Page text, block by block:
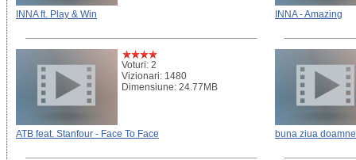
INNA ft. Play & Win INNA - Amazing
Voturi: 2
Vizionari: 1480
Dimensiune: 24.77MB
ATB feat. Stanfour - Face To Face buna ziua